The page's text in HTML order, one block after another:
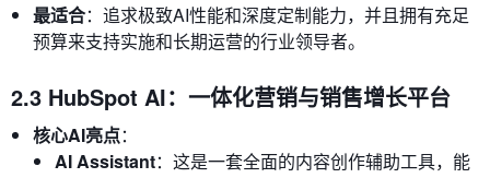
最适合：追求极致AI性能和深度定制能力，并且拥有充足
预算来支持实施和长期运营的行业领导者。
2.3 HubSpot AI：一体化营销与销售增长平台
核心AI亮点：
AI Assistant：这是一套全面的内容创作辅助工具，能